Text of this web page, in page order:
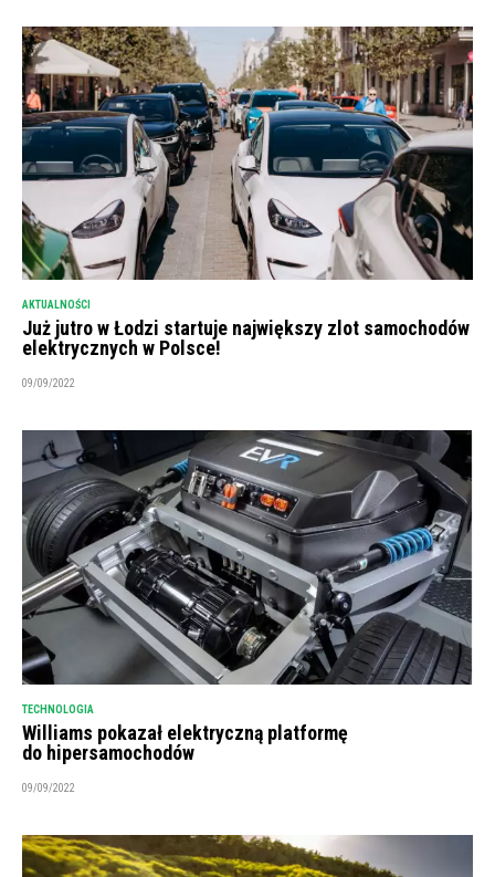
AKTUALNOŚCI
Już jutro w Łodzi startuje największy zlot samochodów
elektrycznych w Polsce!
09/09/2022
TECHNOLOGIA
Williams pokazał elektryczną platformę
do hipersamochodów
09/09/2022